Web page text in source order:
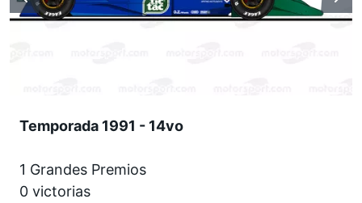
Temporada 1991 - 14vo
1 Grandes Premios
0 victorias